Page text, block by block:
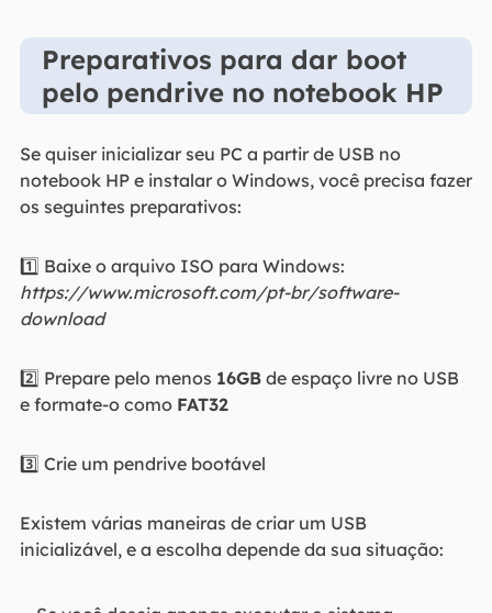
Preparativos para dar boot
pelo pendrive no notebook HP
Se quiser inicializar seu PC a partir de USB no
notebook HP e instalar o Windows, você precisa fazer
os seguintes preparativos:
1️⃣ Baixe o arquivo ISO para Windows:
https://www.microsoft.com/pt-br/software-
download
2️⃣ Prepare pelo menos 16GBde espaço livre no USB
e formate-o como FAT32
3️⃣ Crie um pendrive bootável
Existem várias maneiras de criar um USB
inicializável, e a escolha depende da sua situação: